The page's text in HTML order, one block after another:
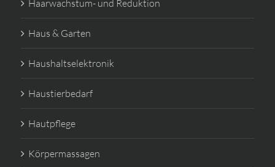
Haarwachstum- und Reduktion
Haus & Garten
Haushaltselektronik
Haustierbedarf
Hautpflege
Körpermassagen